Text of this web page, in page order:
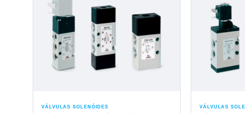
VÁLVULAS SOLENÓIDES VÁLVULAS